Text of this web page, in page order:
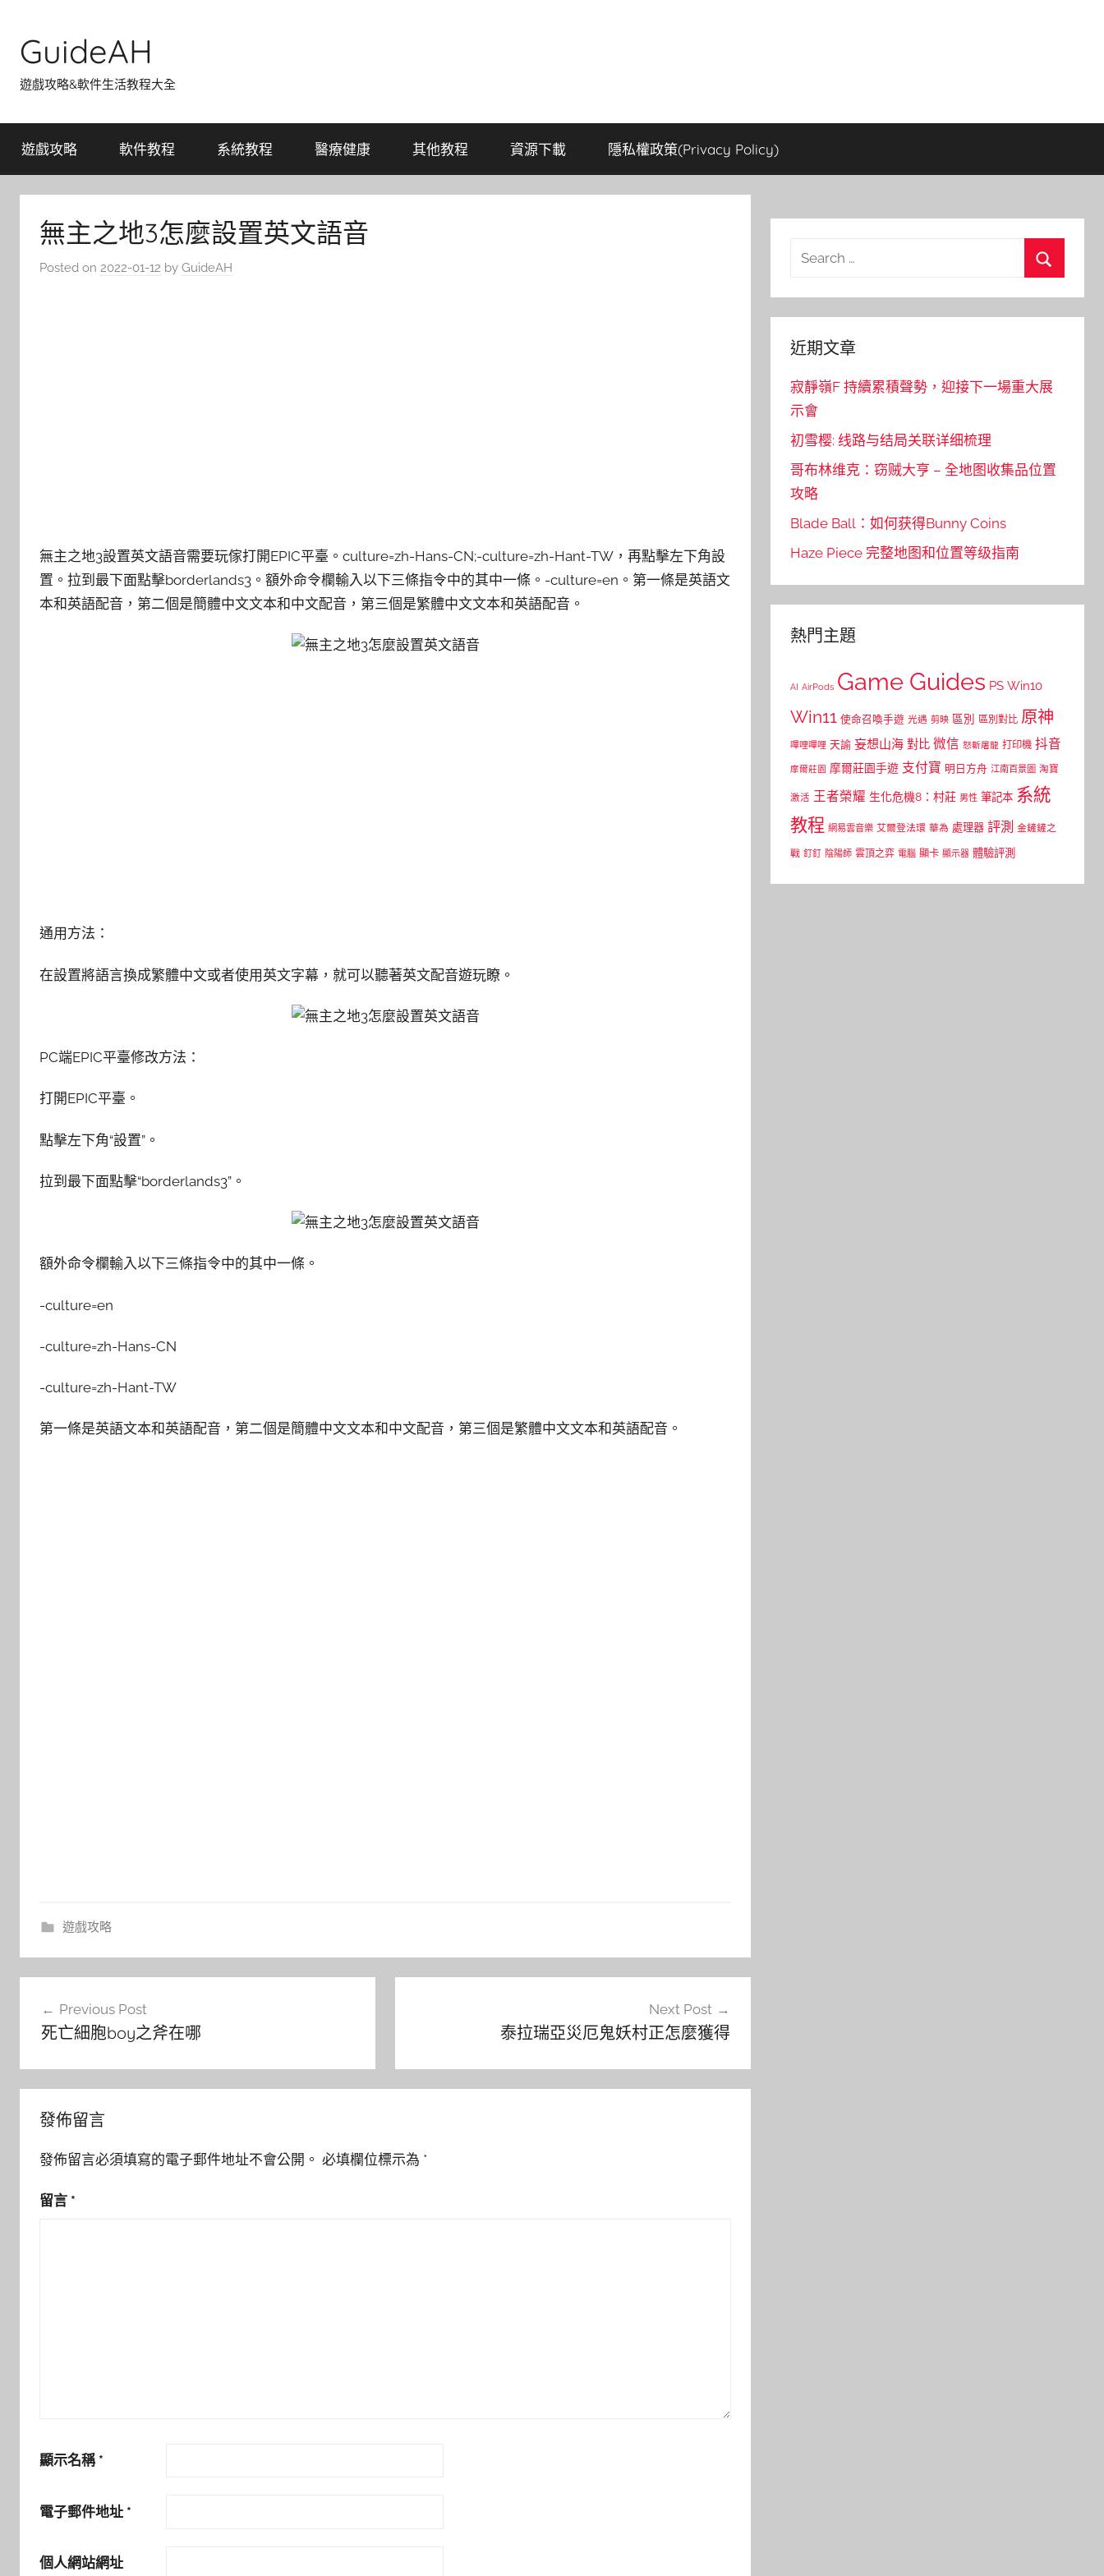
content
GuideAH
遊戲攻略&軟件生活教程大全
遊戲攻略 軟件教程 系統教程 醫療健康 其他教程 資源下載 隱私權政策(Privacy Policy)
無主之地3怎麼設置英文語音
Posted on 2022-01-12 by GuideAH
無主之地3設置英文語音需要玩傢打開EPIC平臺。culture=zh-Hans-CN;-culture=zh-Hant-TW，再點擊左下角設
置。拉到最下面點擊borderlands3。額外命令欄輸入以下三條指令中的其中一條。-culture=en。第一條是英語文
本和英語配音，第二個是簡體中文文本和中文配音，第三個是繁體中文文本和英語配音。
通用方法：
在設置將語言換成繁體中文或者使用英文字幕，就可以聽著英文配音遊玩瞭。
PC端EPIC平臺修改方法：
打開EPIC平臺。
點擊左下角“設置”。
拉到最下面點擊“borderlands3”。
額外命令欄輸入以下三條指令中的其中一條。
-culture=en
-culture=zh-Hans-CN
-culture=zh-Hant-TW
第一條是英語文本和英語配音，第二個是簡體中文文本和中文配音，第三個是繁體中文文本和英語配音。
遊戲攻略
Previous Post
死亡細胞boy之斧在哪
Next Post
泰拉瑞亞災厄鬼妖村正怎麼獲得
發佈留言
發佈留言必須填寫的電子郵件地址不會公開。 必填欄位標示為 *
留言 *
顯示名稱 *
電子郵件地址 *
個人網站網址
Search
近期文章
寂靜嶺F 持續累積聲勢，迎接下一場重大展
示會
初雪樱: 线路与结局关联详细梳理
哥布林维克：窃贼大亨 – 全地图收集品位置
攻略
Blade Ball：如何获得Bunny Coins
Haze Piece 完整地图和位置等级指南
熱門主題
AI AirPods Game Guides PS Win10
Win11 使命召喚手遊 光遇 剪映 區別 區別對比 原神
嗶哩嗶哩 天諭 妄想山海 對比 微信 怒斬屠龍 打印機 抖音
摩爾莊園 摩爾莊園手遊 支付寶 明日方舟 江南百景圖 淘寶
激活 王者榮耀 生化危機8：村莊 男性 筆記本 系統
教程 網易雲音樂 艾爾登法環 華為 處理器 評測 金鏟鏟之
戰 釘釘 陰陽師 雲頂之弈 電腦 顯卡 顯示器 體驗評測